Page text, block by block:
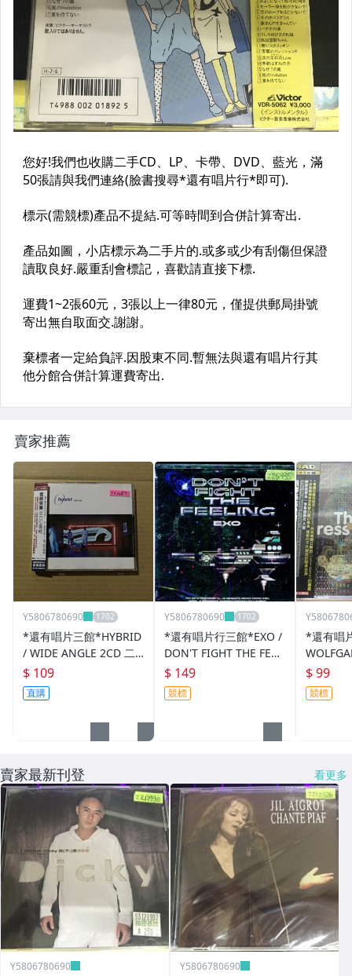
賣家推薦
Y5806780690
*還有唱片三館*HYBRID
/ WIDE ANGLE 2CD 二
手 YY0087
$ 109
直購
Y5806780690
*還有唱片行三館*EXO /
DON'T FIGHT THE FEEL
ING 二手 ZZ5935(需競
標)
$ 149
競標
*還有唱
NKY
17902(
$ 99
競標
賣家最新刊登 看更多
Y5806780690 Y5806780690